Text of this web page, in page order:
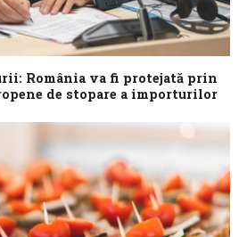
România va fi protejată prin
de stopare a importurilor
decizia Comisiei Europene de
grâu, porumb, rapiţă, floarea soarelui şi